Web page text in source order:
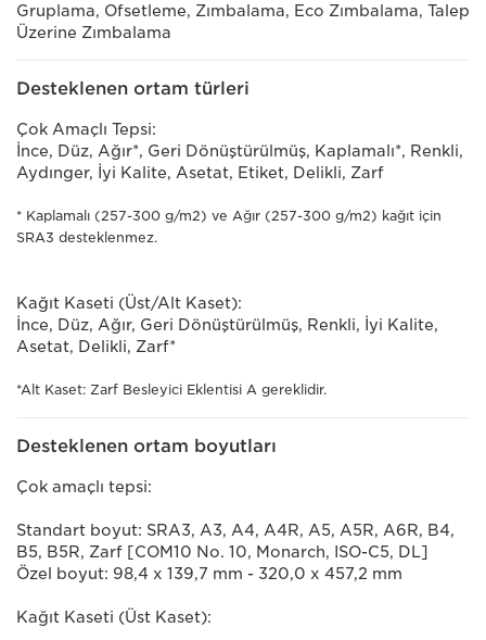
Gruplama, Ofsetleme, Zımbalama, Eco Zımbalama, Talep
Üzerine Zımbalama
Desteklenen ortam türleri
Çok Amaçlı Tepsi:
İnce, Düz, Ağır*, Geri Dönüştürülmüş, Kaplamalı*, Renkli,
Aydınger, İyi Kalite, Asetat, Etiket, Delikli, Zarf
* Kaplamalı (257-300 g/m2) ve Ağır (257-300 g/m2) kağıt için
SRA3 desteklenmez.
Kağıt Kaseti (Üst/Alt Kaset):
İnce, Düz, Ağır, Geri Dönüştürülmüş, Renkli, İyi Kalite,
Asetat, Delikli, Zarf*
*Alt Kaset: Zarf Besleyici Eklentisi A gereklidir.
Desteklenen ortam boyutları
Çok amaçlı tepsi:
Standart boyut: SRA3, A3, A4, A4R, A5, A5R, A6R, B4,
B5, B5R, Zarf [COM10 No. 10, Monarch, ISO-C5, DL]
Özel boyut: 98,4 x 139,7 mm - 320,0 x 457,2 mm
Kağıt Kaseti (Üst Kaset):